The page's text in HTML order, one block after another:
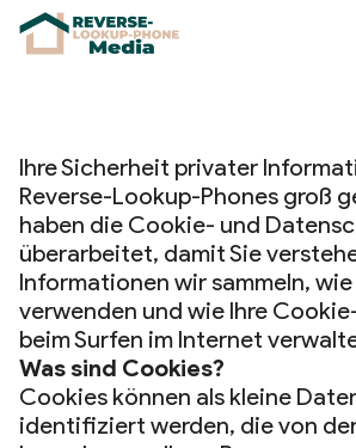
Ihre Sicherheit privater
Reverse-Lookup-Phones groß
haben die Cookie- und
überarbeitet, damit Sie
Informationen wir sammeln,
verwenden und wie Ihre
beim Surfen im Internet
Was sind Cookies?
Cookies können als kleine
identifiziert werden, die von